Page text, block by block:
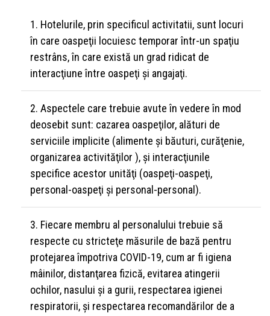
Hotelurile, prin specificul activitatii, sunt locuri
în care oaspeţii locuiesc temporar într-un spaţiu
restrâns, în care există un grad ridicat de
interacţiune între oaspeţi şi angajaţi.
Aspectele care trebuie avute în vedere în mod
deosebit sunt: cazarea oaspeţilor, alături de
serviciile implicite (alimente şi băuturi, curăţenie,
organizarea activităţilor ), şi interacţiunile
specifice acestor unităţi (oaspeţi-oaspeţi,
personal-oaspeţi şi personal-personal).
Fiecare membru al personalului trebuie să
respecte cu stricteţe măsurile de bază pentru
protejarea împotriva COVID-19, cum ar fi igiena
mâinilor, distanţarea fizică, evitarea atingerii
ochilor, nasului şi a gurii, respectarea igienei
respiratorii, şi respectarea recomandărilor de a